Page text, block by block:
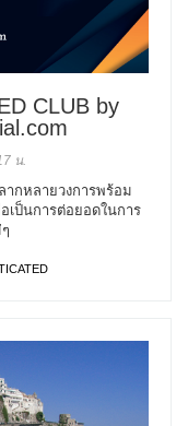
CLUB by
น.
กหลายวงการพร้อม
เป็นการต่อยอดในการ